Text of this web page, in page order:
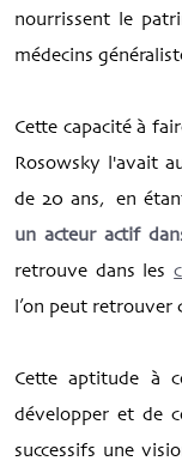
nourrissent le
médecins
Cette capacité à
Rosowsky l'avait
de 20 ans, en
un acteur actif
retrouve dans les
l’on peut retrouver
Cette aptitude à
développer et de
successifs une